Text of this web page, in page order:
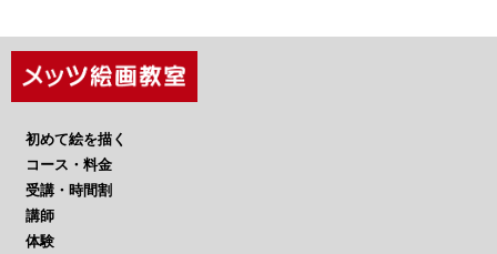
初めて絵を描く
コース・料金
受講・時間割
講師
体験